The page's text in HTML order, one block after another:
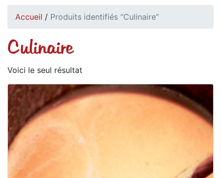
Accueil / Produits identifiés “Culinaire”
Culinaire
Voici le seul résultat